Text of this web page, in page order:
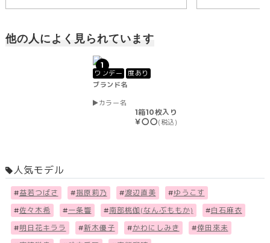
他の人によく見られています
1
ワンデー
度あり
ブランド名
カラー名
1箱10枚入り
￥〇〇(税込)
人気モデル
#益若つばさ #指原莉乃 #渡辺直美 #ゆうこす
#佐々木希 #一条響 #南部桃伽(なんぶももか) #白石麻衣
#明日花キララ #新木優子 #かわにしみき #倖田來未